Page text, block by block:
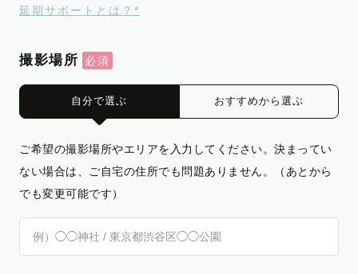
延期サポートとは？*
撮影場所
自分で選ぶ おすすめから選ぶ
ご希望の撮影場所やエリアを入力してください。決まってい
ない場合は、ご自宅の住所でも問題ありません。（あとから
でも変更可能です）